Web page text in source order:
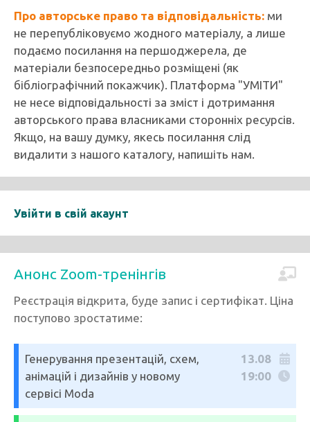
Про авторське право та відповідальність: ми
не перепубліковуємо жодного матеріалу, а лише
подаємо посилання на першоджерела, де
матеріали безпосередньо розміщені (як
бібліографічний покажчик). Платформа "УМІТИ"
не несе відповідальності за зміст і дотримання
авторського права власниками сторонніх ресурсів.
Якщо, на вашу думку, якесь посилання слід
видалити з нашого каталогу, напишіть нам.
Увійти в свій акаунт
Анонс Zoom-тренінгів
Реєстрація відкрита, буде запис і сертифікат. Ціна
поступово зростатиме:
Генерування презентацій, схем,
анімацій і дизайнів у новому
сервісі Moda
13.08
19:00